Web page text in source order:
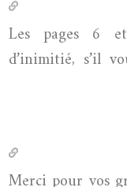
Les pages 6
d’inimitié, s’il